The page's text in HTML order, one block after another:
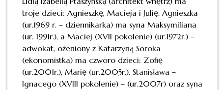
troje dzieci: Agnieszkę, Macieja i Julię. Agnieszka
(ur.1969 r. – dziennikarka) ma syna Maksymiliana
(ur. 1991r.), a Maciej (XVII pokolenie) (ur.1972r.) –
adwokat, ożeniony z Katarzyną Soroka
(ekonomistka) ma czworo dzieci: Zofię
(ur.2001r.), Marię (ur.2005r.), Stanisława –
Ignacego (XVIII pokolenie) – (ur.2007r) oraz syna